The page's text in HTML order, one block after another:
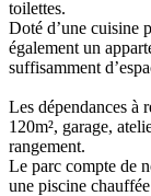
toilettes.
Doté d’une cuisine
également un
suffisamment
Les dépendances à
120m², garage,
rangement.
Le parc compte de
une piscine